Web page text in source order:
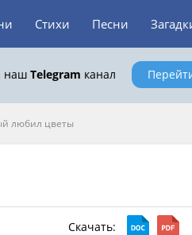
Стихи Песни
наш Telegram канал
любил цветы
Скачать: